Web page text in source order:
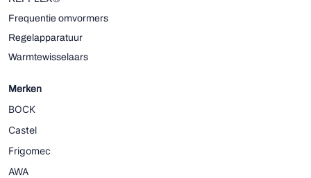
Frequentie omvormers
Regelapparatuur
Warmtewisselaars
Merken
BOCK
Castel
Frigomec
AWA